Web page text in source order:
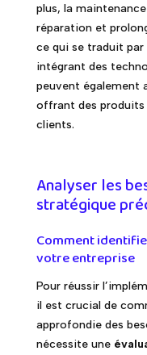
plus, la
réparation et
ce qui se traduit par
intégrant des
peuvent également
offrant des produits
clients.
Analyser les
stratégique
Comment
votre entreprise
Pour réussir
il est crucial de
approfondie des
nécessite une